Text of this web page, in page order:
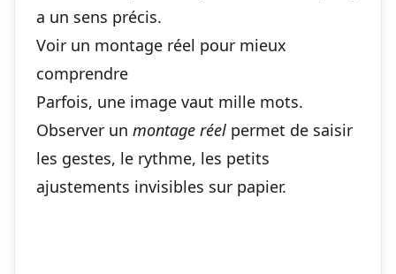
a un sens précis.
Voir un montage réel pour mieux
comprendre
Parfois, une image vaut mille mots.
Observer un montage réel permet de saisir
les gestes, le rythme, les petits
ajustements invisibles sur papier.